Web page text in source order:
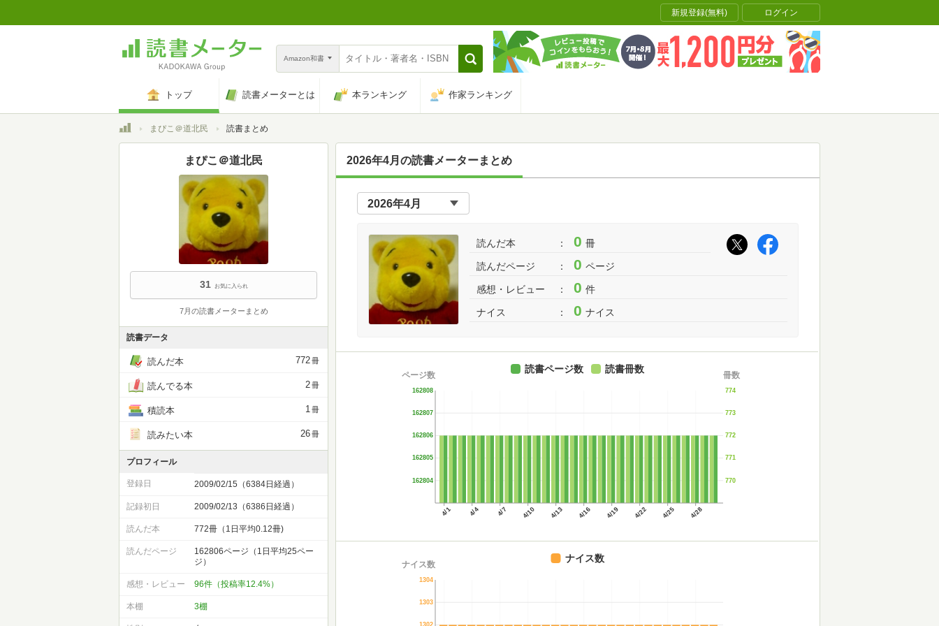
新規登録(無料) ログイン
Amazon和書
トップ 読書メーターとは 本ランキング 作家ランキング
トップまぴこ＠道北民 読書まとめ
2026年4月の読書メーターまとめ
読んだ本 0 冊
読んだページ 0 ページ
感想・レビュー 0 件
ナイス 0 ナイス
4/1 4/4 4/7 4/10 4/13 4/16 4/19 4/22 4/25 4/28
162804
162805
162806
162807
162808
ページ数
770
771
772
773
774
冊数
読書ページ数 読書冊数
1303
1304
ナイス数
ナイス数
まぴこ＠道北民
31 お気に入られ
7月の読書メーターまとめ
読書データ
読んだ本 772冊
読んでる本 2冊
積読本 1冊
読みたい本 26冊
プロフィール
登録日 2009/02/15（6384日経過）
記録初日 2009/02/13（6386日経過）
読んだ本 772冊（1日平均0.12冊)
読んだページ
162806ページ（1日平均25ペー
ジ）
感想・レビュー 96件（投稿率12.4%）
本棚 3棚